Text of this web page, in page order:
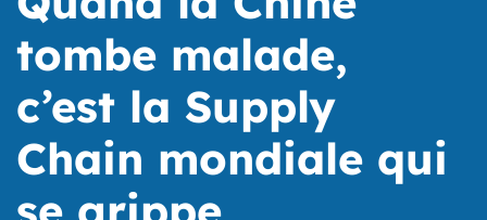
tombe malade,
c’est la Supply
Chain mondiale qui